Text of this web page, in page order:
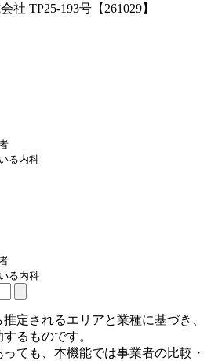
TP25-193号【261029】
る内科
る内科
定されるエリアと業種に基づき、
るものです。
ても、本機能では事業者の比較・